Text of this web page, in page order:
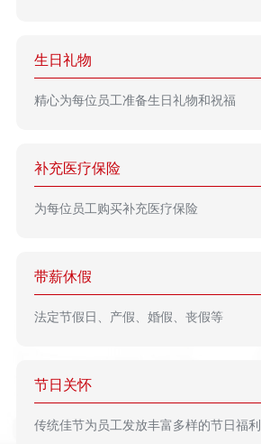
生日礼物
精心为每位员工准备生日礼物和祝福
补充医疗保险
为每位员工购买补充医疗保险
带薪休假
法定节假日、产假、婚假、丧假等
节日关怀
传统佳节为员工发放丰富多样的节日福利